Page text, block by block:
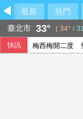
最新 熱門
臺北市 33° ( 34° /
快訊 梅西梅開二度